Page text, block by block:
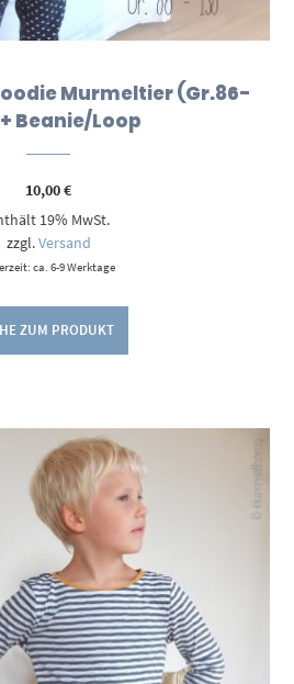
Murmeltier (Gr.86-
Beanie/Loop
10,00€
19% MwSt.
zzgl.Versand
ca. 6-9 Werktage
ZUM PRODUKT